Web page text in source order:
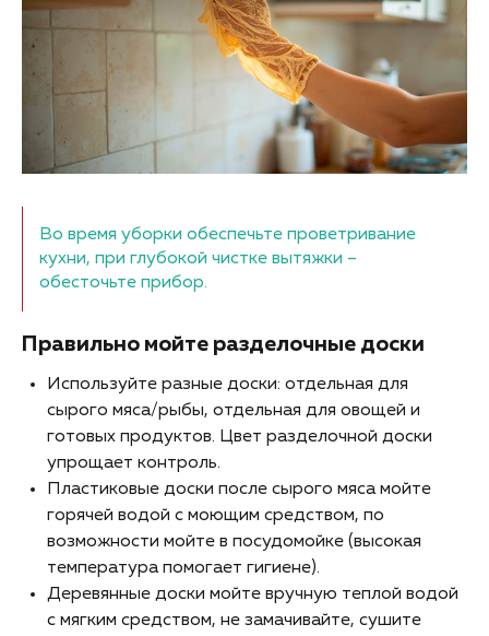
Во время уборки обеспечьте проветривание
кухни, при глубокой чистке вытяжки –
обесточьте прибор.
Правильно мойте разделочные доски
Используйте разные доски: отдельная для
сырого мяса/рыбы, отдельная для овощей и
готовых продуктов. Цвет разделочной доски
упрощает контроль.
Пластиковые доски после сырого мяса мойте
горячей водой с моющим средством, по
возможности мойте в посудомойке (высокая
температура помогает гигиене).
Деревянные доски мойте вручную теплой водой
с мягким средством, не замачивайте, сушите